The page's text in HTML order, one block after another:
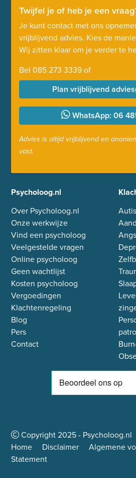
Twijfel je of heb je een
Je kunt contact met ons
vrijblijvend advies. Kies de
Wij zitten klaar om je verder te
Bel 085 273 3339of
Plan vrijblijvend
WhatsApp: 06
Advies is altijd vrijblijvend en
vast.
Psycholoog.nl
Over Psycholoog.nl
Onze werkwijze
Vind een psycholoog
Veelgestelde vragen
Online psycholoog
Geen wachtlijst
Kosten psycholoog
Vergoedingen
Klachtenregeling
Blog
Pers
Contact
Copyright2025- Psycholoog.nl
Home
Disclaimer Algemene
Statement